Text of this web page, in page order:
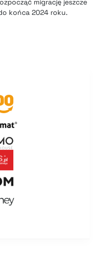
migrację jeszcze
końca 2024 roku.